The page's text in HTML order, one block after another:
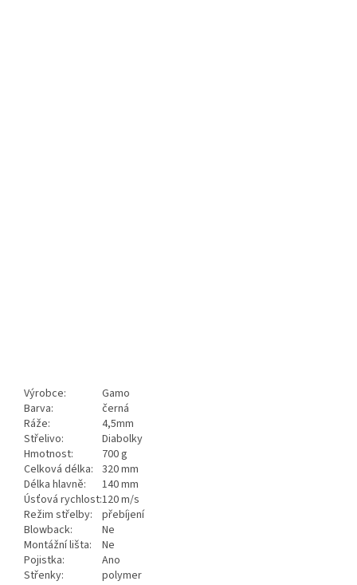
Výrobce:
Gamo
Barva:
černá
Ráže:
4,5mm
Střelivo:
Diabolky
Hmotnost:
700 g
Celková délka: 320 mm
Délka hlavně:
140 mm
Úsťová rychlost:120 m/s
Režim střelby:
přebíjení
Blowback:
Ne
Montážní lišta:
Ne
Pojistka:
Ano
Střenky:
polymer